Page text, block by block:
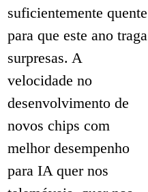
suficientemente quente
para que este ano traga
surpresas. A
velocidade no
desenvolvimento de
novos chips com
melhor desempenho
para IA quer nos